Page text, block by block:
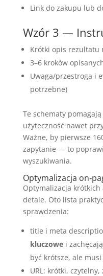
Link do zakupu lub
Wzór 3 —
Krótki opis rezultatu
3–6 kroków
Uwaga/przestroga i
potrzebne)
Te schematy
użyteczność nawet
Ważne, by pierwsze
zapytanie — to
wyszukiwania.
Optymalizacja
Optymalizacja krótkich
detale. Oto lista
sprawdzenia:
title i meta
kluczowei
być krótsze, ale
URL: krótki,